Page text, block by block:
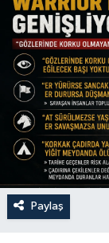
Paylaş
YEREL